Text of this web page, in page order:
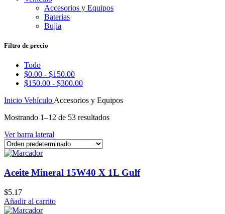
Accesorios y Equipos
Baterias
Bujia
Filtro de precio
Todo
$0.00 - $150.00
$150.00 - $300.00
Inicio Vehículo Accesorios y Equipos
Mostrando 1–12 de 53 resultados
Ver barra lateral
Aceite Mineral 15W40 X 1L Gulf
$5.17
Añadir al carrito